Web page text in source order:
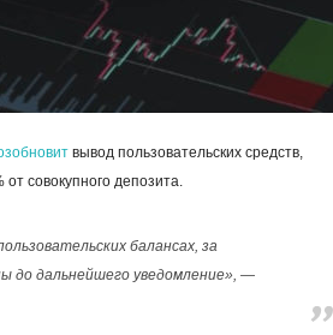
вывод пользовательских средств,
совокупного депозита.
балансах, за
до дальнейшего уведомление», —